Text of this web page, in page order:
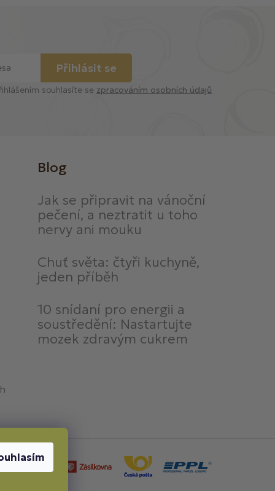
Přihlásit se
souhlasíte se zpracováním osobních údajů
Blog
Jak se připravit na vánoční
pečení, a neztratit u toho
nervy ani mouku
Chuť světa: čtyři kuchyně,
jeden příběh
10 snídaní pro energii a
soustředění: Nastartujte
mozek zdravým cukrem
dopravy: